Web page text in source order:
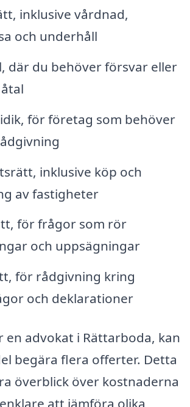
inklusive vårdnad,
och underhåll
där du behöver försvar eller
för företag som behöver
inklusive köp och
av fastigheter
för frågor som rör
och uppsägningar
för rådgivning kring
och deklarationer
en advokat i Rättarboda, kan
begära flera offerter. Detta
överblick över kostnaderna
att jämföra olika